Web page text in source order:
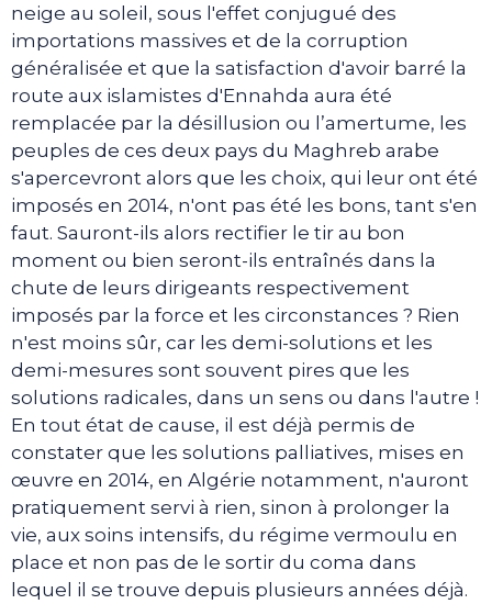
neige au soleil, sous l'effet conjugué des
importations massives et de la corruption
généralisée et que la satisfaction d'avoir barré la
route aux islamistes d'Ennahda aura été
remplacée par la désillusion ou l’amertume, les
peuples de ces deux pays du Maghreb arabe
s'apercevront alors que les choix, qui leur ont été
imposés en 2014, n'ont pas été les bons, tant s'en
faut. Sauront-ils alors rectifier le tir au bon
moment ou bien seront-ils entraînés dans la
chute de leurs dirigeants respectivement
imposés par la force et les circonstances ? Rien
n'est moins sûr, car les demi-solutions et les
demi-mesures sont souvent pires que les
solutions radicales, dans un sens ou dans l'autre !
En tout état de cause, il est déjà permis de
constater que les solutions palliatives, mises en
œuvre en 2014, en Algérie notamment, n'auront
pratiquement servi à rien, sinon à prolonger la
vie, aux soins intensifs, du régime vermoulu en
place et non pas de le sortir du coma dans
lequel il se trouve depuis plusieurs années déjà.